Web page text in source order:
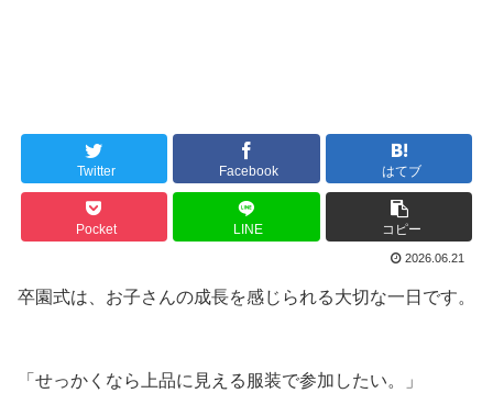
Twitter Facebook はてブ
Pocket LINE コピー
2026.06.21
卒園式は、お子さんの成長を感じられる大切な一日です。
「せっかくなら上品に見える服装で参加したい。」